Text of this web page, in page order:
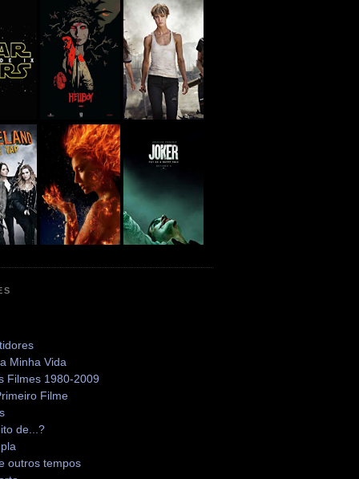
Minha Vida
Filmes 1980-2009
Filme
de...?
outros tempos